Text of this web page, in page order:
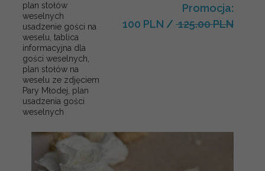
plan stołów
weselnych
usadzenie gości na
weselu, tablica
informacyjna dla
gości weselnych,
plan stołów na
weselu ze zdjęciem
Pary Młodej, plan
usadzenia gości
weselnych
Promocja:
100 PLN / 125.00 PLN